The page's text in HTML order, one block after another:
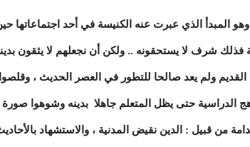
المبدأ الذي عبرت عنه الكنيسة في أحد اجتماعاتها حين
فذلك شرف لا يستحقونه .. ولكن أن نجعلهم لا يثقون
ولم يعد صالحا للتطور في العصر الحديث ، وقلصوا
الدراسية حتى يظل المتعلم جاهلا بدينه وشوهوا صورة
من قبيل : الدين نقيض المدنية ، والاستشهاد